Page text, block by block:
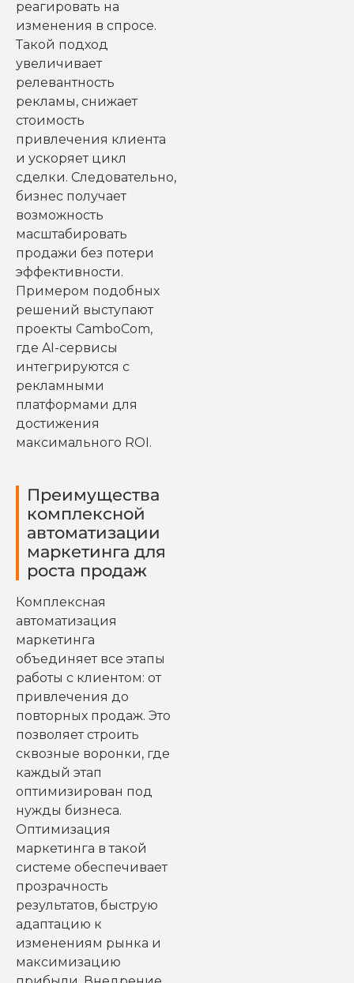
реагировать на
изменения в спросе.
Такой подход
увеличивает
релевантность
рекламы, снижает
стоимость
привлечения клиента
и ускоряет цикл
сделки. Следовательно,
бизнес получает
возможность
масштабировать
продажи без потери
эффективности.
Примером подобных
решений выступают
проекты CamboCom,
где AI-сервисы
интегрируются с
рекламными
платформами для
достижения
максимального ROI.
Преимущества
комплексной
автоматизации
маркетинга для
роста продаж
Комплексная
автоматизация
маркетинга
объединяет все этапы
работы с клиентом: от
привлечения до
повторных продаж. Это
позволяет строить
сквозные воронки, где
каждый этап
оптимизирован под
нужды бизнеса.
Оптимизация
маркетинга в такой
системе обеспечивает
прозрачность
результатов, быструю
адаптацию к
изменениям рынка и
максимизацию